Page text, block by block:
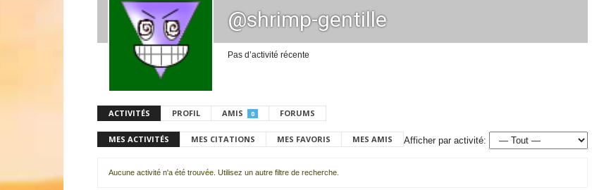
@shrimp-gentille
Pas d’activité récente
ACTIVITÉS PROFIL AMIS 0 FORUMS
MES ACTIVITÉS MES CITATIONS MES FAVORIS MES AMIS Afficher par activité:
Aucune activité n'a été trouvée. Utilisez un autre filtre de recherche.